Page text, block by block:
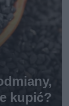
kupić?